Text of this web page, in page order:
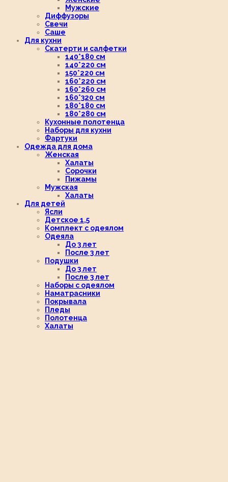
Мужские
Диффузоры
Свечи
Саше
Для кухни
Скатерти и салфетки
140*180 см
140*220 см
150*220 см
160*220 см
160*260 см
160*320 см
180*180 см
180*280 см
Кухонные полотенца
Наборы для кухни
Фартуки
Одежда для дома
Женская
Халаты
Сорочки
Пижамы
Мужская
Халаты
Для детей
Ясли
Детское 1,5
Комплект с одеялом
Одеяла
До 3 лет
После 3 лет
Подушки
До 3 лет
После 3 лет
Наборы с одеялом
Наматрасники
Покрывала
Пледы
Полотенца
Халаты